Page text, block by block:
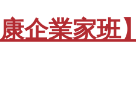
企業家班